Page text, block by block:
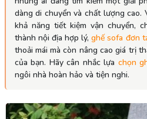
dàng di chuyển và chất lượng
khả năng tiết kiệm vận chuyển,
thành nội địa hợp lý,ghế sofa đơn
thoải mái mà còn nâng cao giá trị
của bạn. Hãy cân nhắc lựa chọn
ngôi nhà hoàn hảo và tiện nghi.